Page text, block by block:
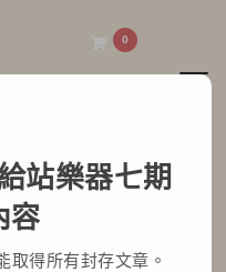
0
箏｜旅行
介紹
站樂器七期
容
取得所有封存文章。